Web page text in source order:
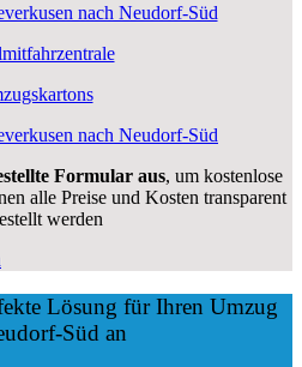
nach Neudorf-Süd
nach Neudorf-Süd
Formular aus, um kostenlose
alle Preise und Kosten transparent
werden
Lösung für Ihren Umzug
Süd an